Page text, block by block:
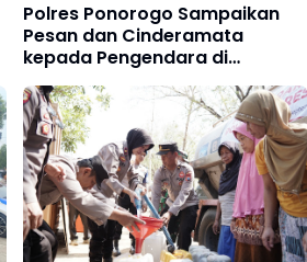
Polres Ponorogo Sampaikan
Pesan dan Cinderamata
kepada Pengendara di
Penghujung Operasi Patuh
Semeru 2025